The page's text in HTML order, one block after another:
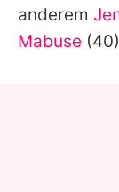
anderem
Mabuse